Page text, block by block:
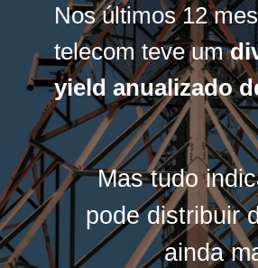
Nos últimos 12
telecom teve um
yield anualizado
Nos últimos 12
telecom teve um
yield anualizado
Mas tudo
pode distribuir
ainda
Mas tudo
pode distribuir
ainda